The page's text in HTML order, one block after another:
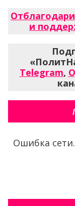
и
Telegram,
Ошибка